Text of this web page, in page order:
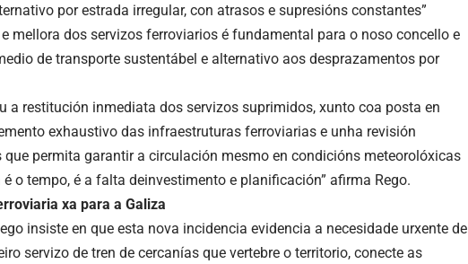
por estrada irregular, con atrasos e supresións constantes”
mellora dos servizos ferroviarios é fundamental para o noso concello e
de transporte sustentábel e alternativo aos desprazamentos por
a restitución inmediata dos servizos suprimidos, xunto coa posta en
exhaustivo das infraestruturas ferroviarias e unha revisión
que permita garantir a circulación mesmo en condicións meteorolóxicas
o tempo, é a falta deinvestimento e planificación” afirma Rego.
xa para a Galiza
insiste en que esta nova incidencia evidencia a necesidade urxente de
servizo de tren de cercanías que vertebre o territorio, conecte as